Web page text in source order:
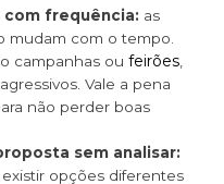
frequência: as
mudam com o tempo.
campanhas ou feirões,
Vale a pena
não perder boas
sem analisar:
opções diferentes